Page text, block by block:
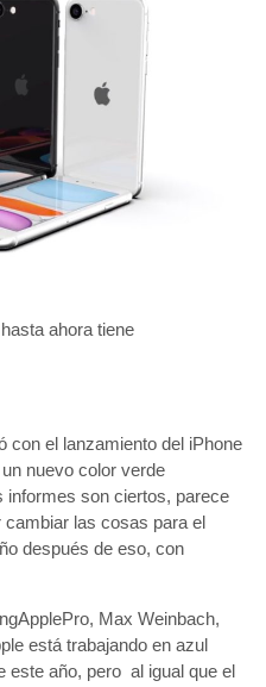
ahora tiene
con el lanzamiento del iPhone
nuevo color verde
informes son ciertos, parece
las cosas para el
después de eso, con
Max Weinbach,
está trabajando en azul
este año, pero al igual que el